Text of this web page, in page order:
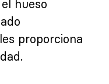
hueso
proporciona